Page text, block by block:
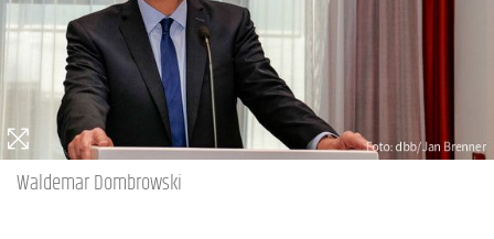
Waldemar Dombrowski